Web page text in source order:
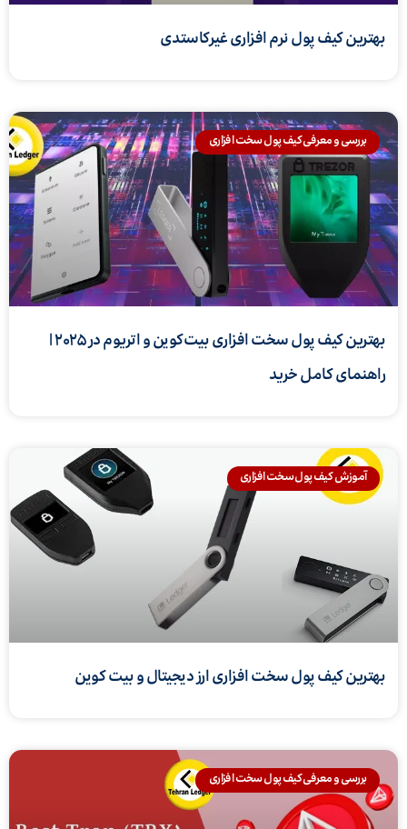
بهترین کیف پول نرم افزاری غیرکاستدی
بررسی و معرفی کیف پول سخت افزاری
بهترین کیف پول سخت افزاری بیت‌کوین و اتریوم در ۲۰۲۵ |
راهنمای کامل خرید
آموزش کیف پول سخت افزاری
بهترین کیف پول سخت افزاری ارز دیجیتال و بیت کوین
بررسی و معرفی کیف پول سخت افزاری